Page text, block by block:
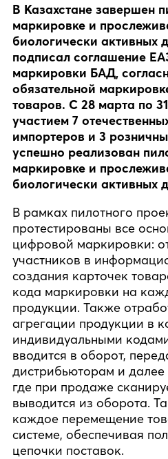
В Казахстане завершен
маркировке и
биологически активных
подписал соглашение
маркировки БАД,
обязательной
товаров. С 28 марта по
участием 7
импортеров и 3
успешно реализован
маркировке и
биологически активных
В рамках пилотного
протестированы все
цифровой маркировки:
участников в
создания карточек
кода маркировки на
продукции. Также
агрегации продукции в
индивидуальными
вводится в оборот,
дистрибьюторам и далее
где при продаже
выводится из оборота.
каждое перемещение
системе, обеспечивая
цепочки поставок.